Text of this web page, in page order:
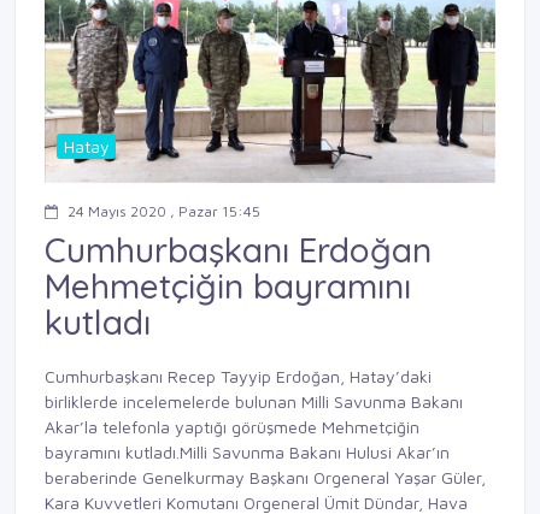
Hatay
24 Mayıs 2020 , Pazar 15:45
Cumhurbaşkanı Erdoğan
Mehmetçiğin bayramını
kutladı
Cumhurbaşkanı Recep Tayyip Erdoğan, Hatay’daki
birliklerde incelemelerde bulunan Milli Savunma Bakanı
Akar’la telefonla yaptığı görüşmede Mehmetçiğin
bayramını kutladı.Milli Savunma Bakanı Hulusi Akar’ın
beraberinde Genelkurmay Başkanı Orgeneral Yaşar Güler,
Kara Kuvvetleri Komutanı Orgeneral Ümit Dündar, Hava